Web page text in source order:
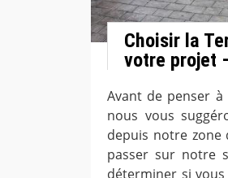
Choisir la
votre projet
Avant de penser
nous vous
depuis notre zone
passer sur notre
déterminer si